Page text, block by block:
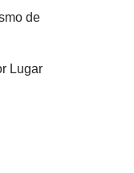
de
Lugar